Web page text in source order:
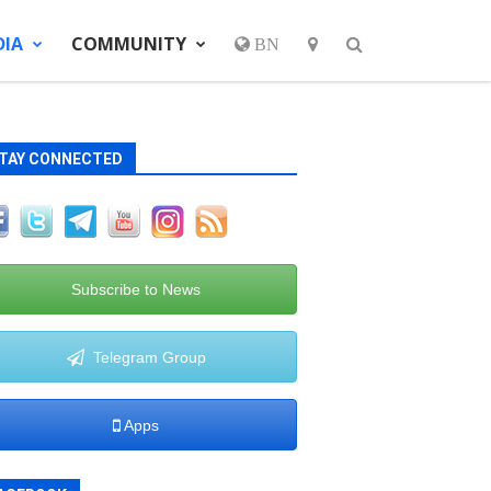
COMMUNITY BN
CONNECTED
Subscribe to News
Telegram Group
Apps